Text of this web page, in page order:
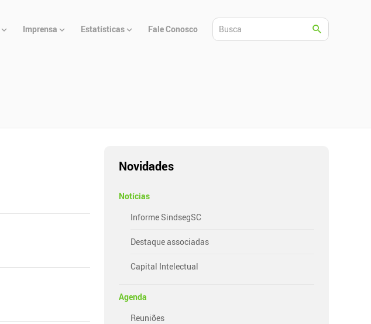
Imprensa Estatísticas Fale Conosco
Novidades
Notícias
Informe SindsegSC
Destaque associadas
Capital Intelectual
Agenda
Reuniões